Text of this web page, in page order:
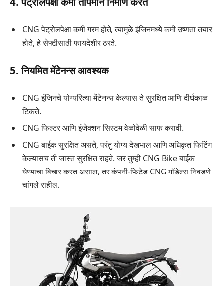
CNG पेट्रोलपेक्षा कमी गरम होते, त्यामुळे इंजिनमध्ये कमी उष्णता तयार
होते, हे सेफ्टीसाठी फायदेशीर ठरते.
5. नियमित मेंटेनन्स आवश्यक
CNG इंजिनचे योग्यरित्या मेंटेनन्स केल्यास ते सुरक्षित आणि दीर्घकाळ
टिकते.
CNG फिल्टर आणि इंजेक्शन सिस्टम वेळोवेळी साफ करावी.
CNG बाईक सुरक्षित असते, परंतु योग्य देखभाल आणि अधिकृत फिटिंग
केल्यासच ती जास्त सुरक्षित राहते. जर तुम्ही CNG Bike बाईक
घेण्याचा विचार करत असाल, तर कंपनी-फिटेड CNG मॉडेल्स निवडणे
चांगले राहील.